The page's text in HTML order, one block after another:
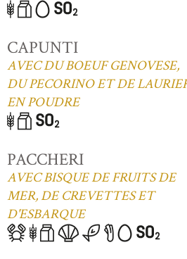
CAPUNTI
AVEC DU BOEUF GENOVESE,
DU PECORINO ET DE
EN POUDRE
PACCHERI
AVEC BISQUE DE FRUITS DE
MER, DE CREVETTES ET
D'ESBARQUE